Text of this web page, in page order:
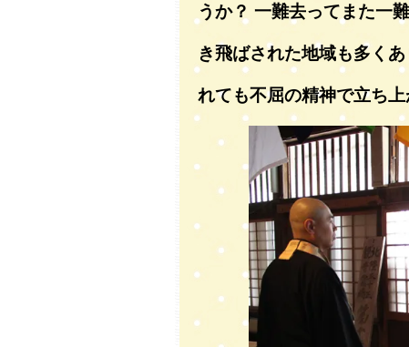
うか？ 一難去ってまた一
き飛ばされた地域も多く
れても不屈の精神で立ち